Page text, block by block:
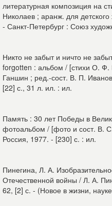
литературная композиция на
Николаев ; аранж. для
- Санкт-Петербург : Союз
Никто не забыт и ничто не
forgotten : альбом / [стихи О. Ф.
Ганшин ; ред.-сост. В. П.
[22] с., 31 л. ил. : ил.
Память : 30 лет Победы в
фотоальбом / [фото и сост. В.
Россия, 1977. - [230] с. : ил.
Пинегина, Л. А.
Отечественной войны / Л. А.
62, [2] с. - (Новое в жизни,